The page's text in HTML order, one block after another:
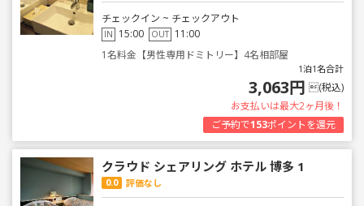
チェックイン ~ チェックアウト
IN 15:00 OUT 11:00
1名料金【男性専用ドミトリー】4名相部屋
1泊1名合計
3,063円 (税込)
お支払いは最大2ヶ月後！
ご予約で153ポイントを還元
クラウド シェアリング ホテル 博多 1
0.0 評価なし